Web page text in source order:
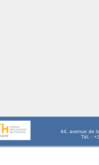
44, avenue de
Tél. :